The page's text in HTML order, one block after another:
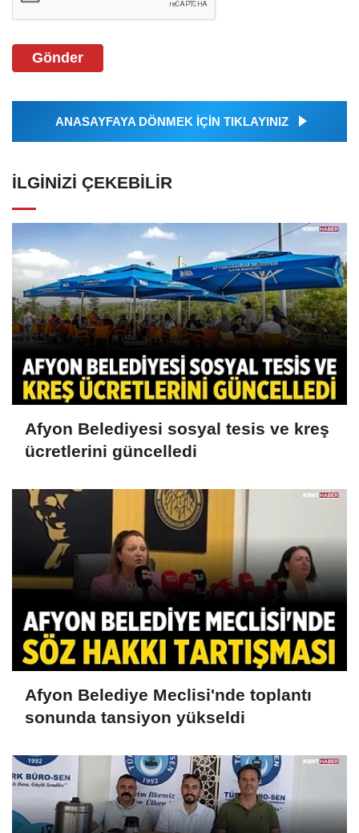
Gönder
ANASAYFAYA DÖNMEK İÇİN TIKLAYINIZ
İLGINIZI ÇEKEBILIR
Afyon Belediyesi sosyal tesis ve kreş
ücretlerini güncelledi
Afyon Belediye Meclisi'nde toplantı
sonunda tansiyon yükseldi